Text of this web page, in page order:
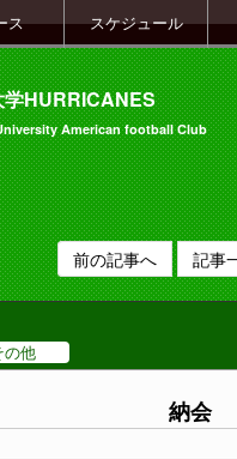
ス スケジュール
HURRICANES
American football Club
前の記事へ 記事
の他
納会